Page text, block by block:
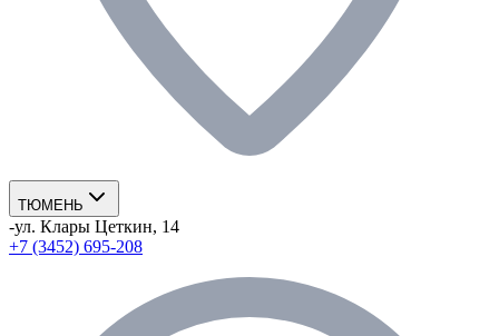
ТЮМЕНЬ
-ул. Клары Цеткин, 14
+7 (3452) 695-208